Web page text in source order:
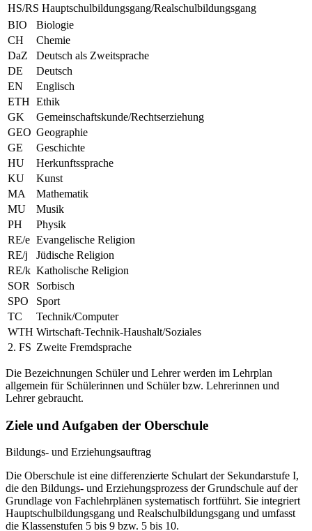
HS/RS Hauptschulbildungsgang/Realschulbildungsgang
BIO
Biologie
CH
Chemie
DaZ
Deutsch als Zweitsprache
DE
Deutsch
EN
Englisch
ETH Ethik
GK
Gemeinschaftskunde/Rechtserziehung
GEO Geographie
GE
Geschichte
HU
Herkunftssprache
KU
Kunst
MA
Mathematik
MU
Musik
PH
Physik
RE/e Evangelische Religion
RE/j
Jüdische Religion
RE/k Katholische Religion
SOR
Sorbisch
SPO
Sport
TC
Technik/Computer
WTH Wirtschaft-Technik-Haushalt/Soziales
2. FS Zweite Fremdsprache
Die Bezeichnungen Schüler und Lehrer werden im Lehrplan
allgemein für Schülerinnen und Schüler bzw. Lehrerinnen und
Lehrer gebraucht.
Ziele und Aufgaben der Oberschule
Bildungs- und Erziehungsauftrag
Die Oberschule ist eine differenzierte Schulart der Sekundarstufe I,
die den Bildungs- und Erziehungsprozess der Grundschule auf der
Grundlage von Fachlehrplänen systematisch fortführt. Sie integriert
Hauptschulbildungsgang und Realschulbildungsgang und umfasst
die Klassenstufen 5 bis 9 bzw. 5 bis 10.